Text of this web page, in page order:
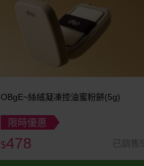
OBgE~絲絨凝凍控油蜜粉餅(5g)
限時優惠
$478 已銷售